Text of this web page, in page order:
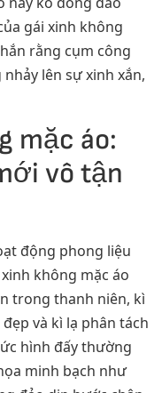
gái xinh không
rằng cụm công
lên sự xinh xắn,
mặc áo:
vô tận
động phong liệu
không mặc áo
trong thanh niên, kì
và kì lạ phân tách
hình đấy thường
minh bạch như